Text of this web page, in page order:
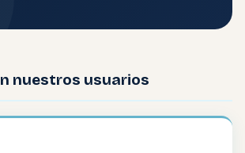
nuestros usuarios